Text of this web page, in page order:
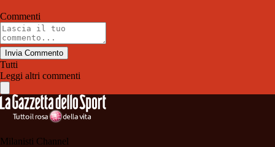
Commenti
Invia Commento
Tutti
Leggi altri commenti
Milanisti Channel